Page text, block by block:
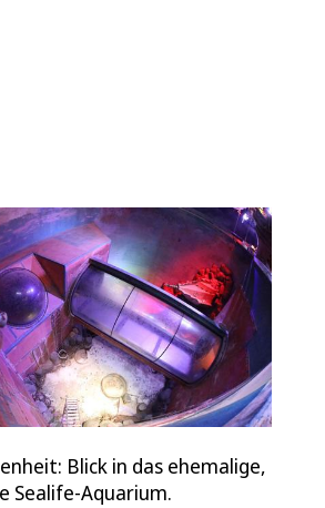
Blick in das ehemalige,
Sealife-Aquarium.